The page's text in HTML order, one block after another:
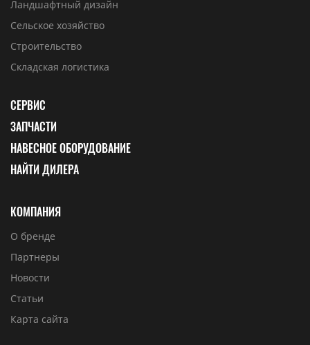
Ландшафтный дизайн
Сельское хозяйство
Строительство
Складская логистика
СЕРВИС
ЗАПЧАСТИ
НАВЕСНОЕ ОБОРУДОВАНИЕ
НАЙТИ ДИЛЕРА
КОМПАНИЯ
О бренде
Партнеры
Новости
Статьи
Карта сайта